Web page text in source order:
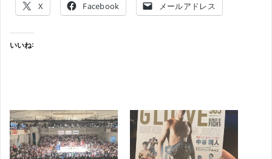
X Facebook メールアドレス
いいね: